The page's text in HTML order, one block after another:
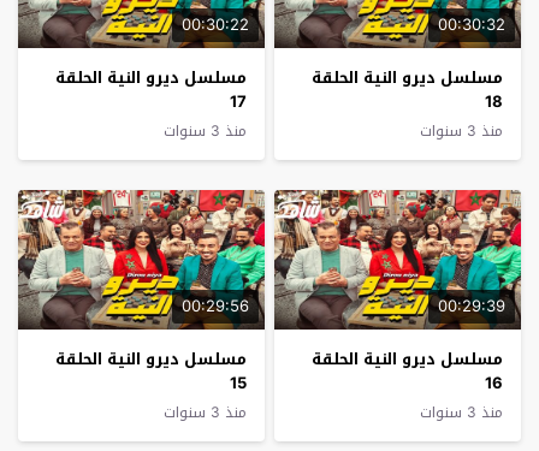
00:30:32
مسلسل ديرو النية الحلقة
18
منذ 3 سنوات
00:30:22
مسلسل ديرو النية الحلقة
17
منذ 3 سنوات
00:29:39
مسلسل ديرو النية الحلقة
16
منذ 3 سنوات
00:29:56
مسلسل ديرو النية الحلقة
15
منذ 3 سنوات